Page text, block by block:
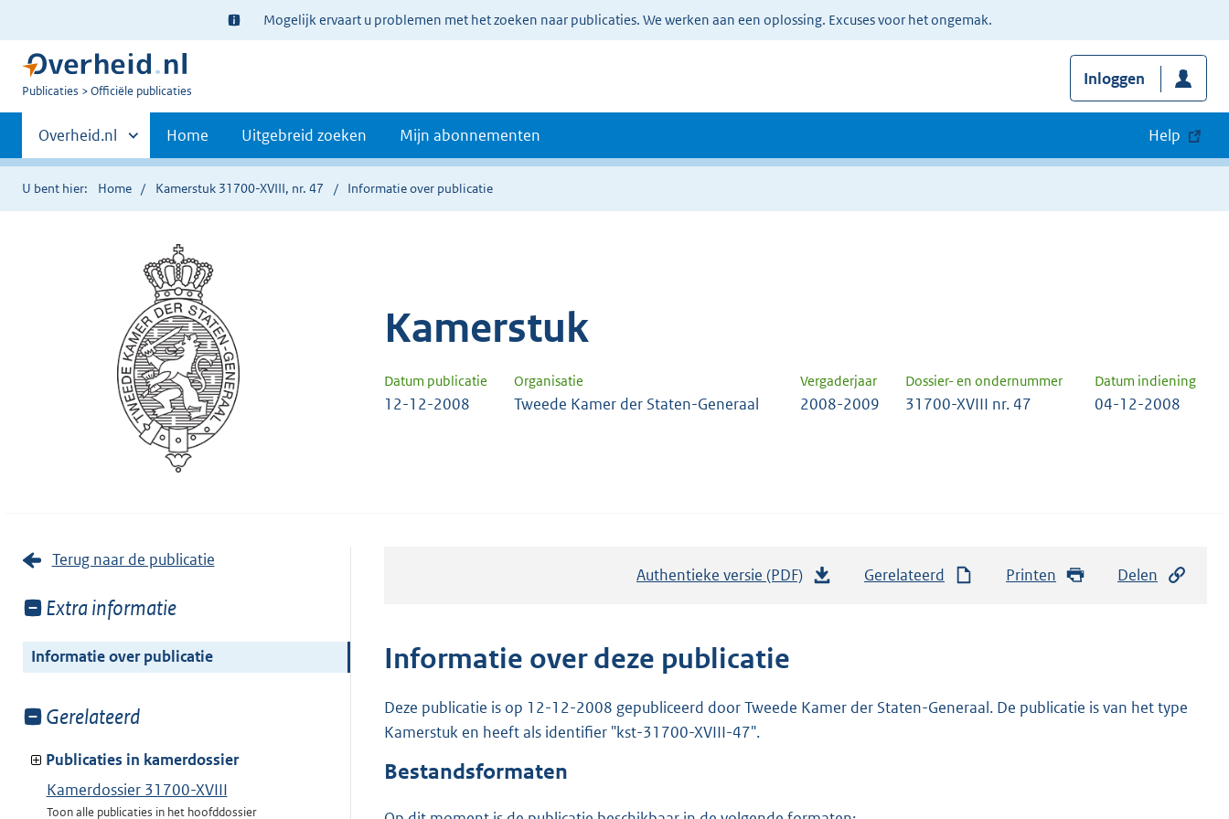
Ter
informatie:
Mogelijk ervaart u problemen met het zoeken naar publicaties. We werken aan een oplossing. Excuses voor het ongemak.
U
Publicaties Officiële publicaties
Inloggen
Primaire
navigatie
Andere
sites
binnen
Overheid.nl Home Uitgebreid zoeken Mijn abonnementen Help
U bent hier: Home Kamerstuk 31700-XVIII, nr. 47 Informatie over publicatie
Kamerstuk
Datum publicatie Organisatie Vergaderjaar Dossier- en ondernummer Datum indiening
12-12-2008 Tweede Kamer der Staten-Generaal 2008-2009 31700-XVIII nr. 47 04-12-2008
Terug naar de publicatie
Toon
van:
Extra informatie
Informatie over publicatie
Toon
van:
Gerelateerd
Publicaties in kamerdossier
Kamerdossier 31700-XVIII
Toon alle publicaties in het hoofddossier
Authentieke versie (PDF)
n
Gerelateerd Printen Delen
Informatie over deze publicatie
Deze publicatie is op 12-12-2008 gepubliceerd door Tweede Kamer der Staten-Generaal. De publicatie is van het type
Kamerstuk en heeft als identifier "kst-31700-XVIII-47".
Bestandsformaten